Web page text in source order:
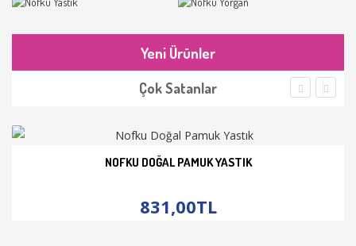
Yeni Ürünler
Çok Satanlar
NOFKU DOĞAL PAMUK YASTIK
831,00TL